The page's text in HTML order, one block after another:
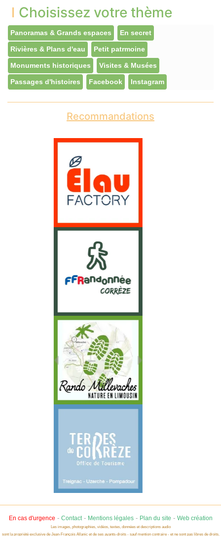
Choisissez votre thème
Panoramas & Grands espaces En secret
Rivières & Plans d'eau Petit patrmoine
Monuments historiques Visites & Musées
Passages d'histoires Facebook Instagram
Recommandations
En cas d'urgence - Contact- Mentions légales- Plan du site - Web création
Les images, photographies, vidéos, textes, données et descriptions audio
sont la propriété exclusive de Jean-François Allanic et de ses ayants-droits - sauf mention contraire - et ne sont pas libres de droits.